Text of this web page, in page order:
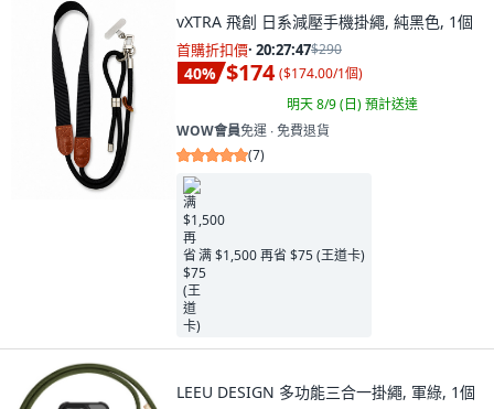
vXTRA 飛創 日系減壓手機掛繩, 純黑色, 1個
首購折扣價· 20:27:46$290
40% $174 ($174.00/1個)
明天 8/9 (日)預計送達
WOW會員免運 ∙ 免費退貨
(7)
满 $1,500 再省 $75 (王道卡)
LEEU DESIGN 多功能三合一掛繩, 軍綠, 1個